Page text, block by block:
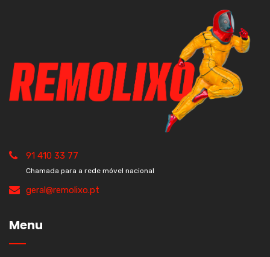
91 410 33 77
Chamada para a rede móvel nacional
geral@remolixo.pt
Menu